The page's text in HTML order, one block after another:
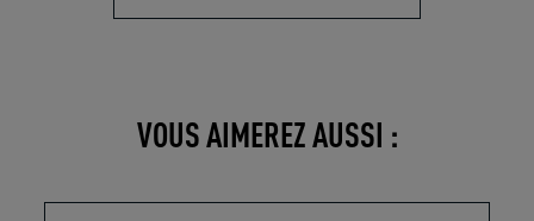
VOUS AIMEREZ AUSSI :